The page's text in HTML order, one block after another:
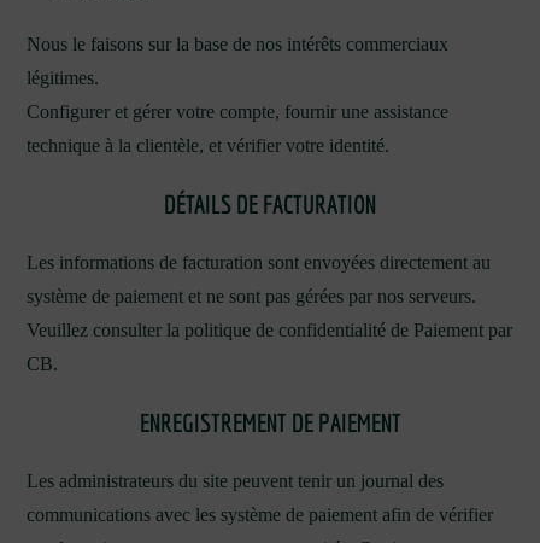
Nous le faisons sur la base de nos intérêts commerciaux
légitimes.
Configurer et gérer votre compte, fournir une assistance
technique à la clientèle, et vérifier votre identité.
DÉTAILS DE FACTURATION
Les informations de facturation sont envoyées directement au
système de paiement et ne sont pas gérées par nos serveurs.
Veuillez consulter la politique de confidentialité de Paiement par
CB.
ENREGISTREMENT DE PAIEMENT
Les administrateurs du site peuvent tenir un journal des
communications avec les système de paiement afin de vérifier